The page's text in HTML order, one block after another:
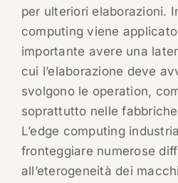
per ulteriori elaborazioni.
computing viene
importante avere una
cui l’elaborazione deve
svolgono le operation,
soprattutto nelle
L’edge computing
fronteggiare numerose
all’eterogeneità dei